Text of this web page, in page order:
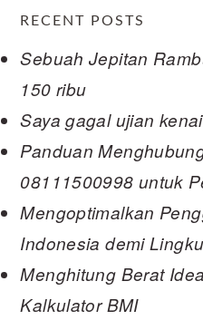
RECENT POSTS
Sebuah Jepitan
150 ribu
Saya gagal ujian
Panduan
08111500998 untuk
Mengoptimalkan
Indonesia demi
Menghitung Berat
Kalkulator BMI